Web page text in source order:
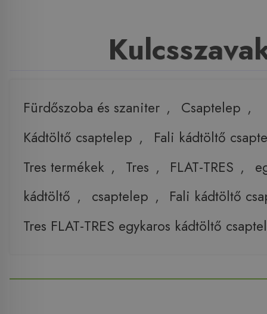
Fürdőszoba és szaniter , Csaptelep ,
Kádtöltő csaptelep ,
Fali kádtöltő
Tres termékek , Tres , FLAT-TRES ,
kádtöltő , csaptelep ,
Fali kádtöltő
Tres FLAT-TRES egykaros kádtöltő